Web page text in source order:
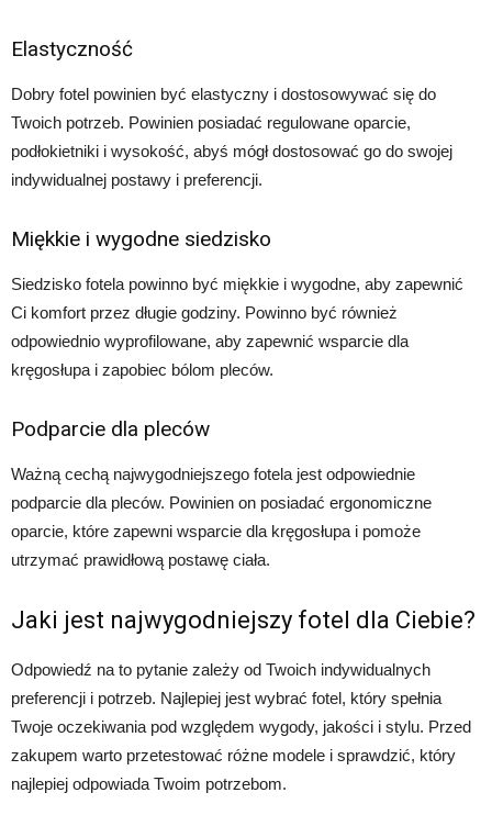
Elastyczność
Dobry fotel powinien być elastyczny i dostosowywać się do
Twoich potrzeb. Powinien posiadać regulowane oparcie,
podłokietniki i wysokość, abyś mógł dostosować go do swojej
indywidualnej postawy i preferencji.
Miękkie i wygodne siedzisko
Siedzisko fotela powinno być miękkie i wygodne, aby zapewnić
Ci komfort przez długie godziny. Powinno być również
odpowiednio wyprofilowane, aby zapewnić wsparcie dla
kręgosłupa i zapobiec bólom pleców.
Podparcie dla pleców
Ważną cechą najwygodniejszego fotela jest odpowiednie
podparcie dla pleców. Powinien on posiadać ergonomiczne
oparcie, które zapewni wsparcie dla kręgosłupa i pomoże
utrzymać prawidłową postawę ciała.
Jaki jest najwygodniejszy fotel dla Ciebie?
Odpowiedź na to pytanie zależy od Twoich indywidualnych
preferencji i potrzeb. Najlepiej jest wybrać fotel, który spełnia
Twoje oczekiwania pod względem wygody, jakości i stylu. Przed
zakupem warto przetestować różne modele i sprawdzić, który
najlepiej odpowiada Twoim potrzebom.